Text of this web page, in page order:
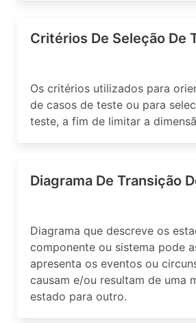
Critérios De Seleção De
Os critérios utilizados para
de casos de teste ou para
teste, a fim de limitar a
Diagrama De Transição
Diagrama que descreve os
componente ou sistema pode
apresenta os eventos ou
causam e/ou resultam de uma
estado para outro.